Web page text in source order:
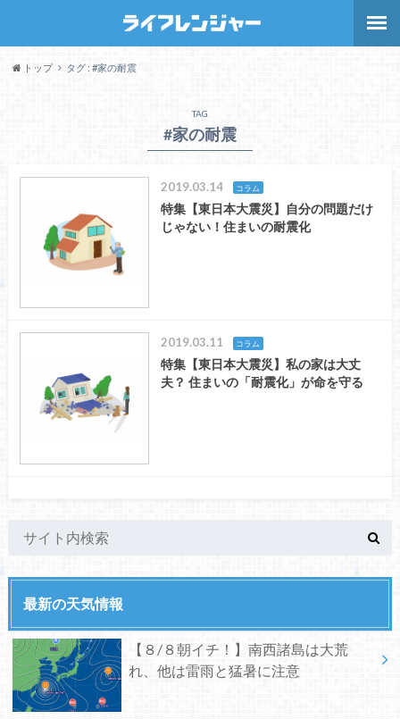
トップ タグ : #家の耐震
TAG
#家の耐震
2019.03.14 コラム
特集【東日本大震災】自分の問題だけ
じゃない！住まいの耐震化
2019.03.11 コラム
特集【東日本大震災】私の家は大丈
夫？ 住まいの「耐震化」が命を守る
最新の天気情報
【８/８朝イチ！】南西諸島は大荒
れ、他は雷雨と猛暑に注意